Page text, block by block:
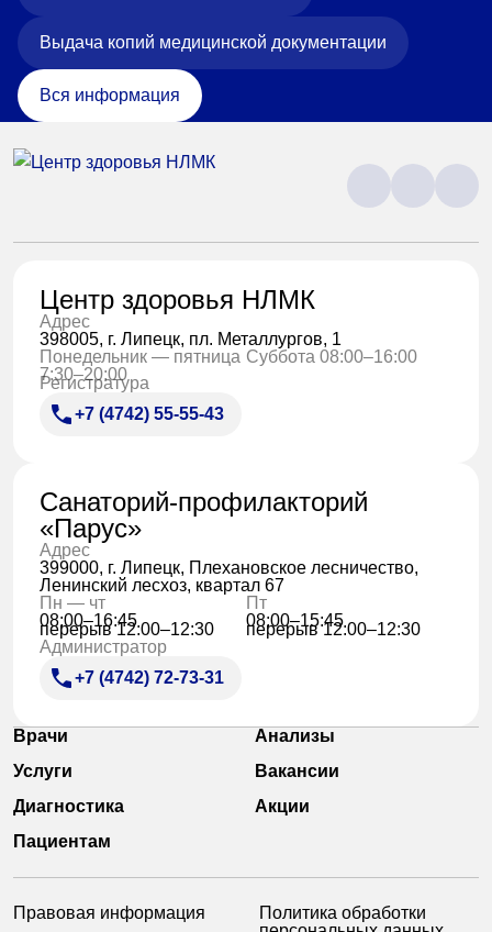
Выдача копий медицинской документации
Вся информация
Центр здоровья НЛМК
Адрес
398005, г. Липецк, пл. Металлургов, 1
Понедельник — пятница
7:30–20:00
Суббота 08:00–16:00
Регистратура
+7 (4742) 55-55-43
Санаторий-профилакторий
«Парус»
Адрес
399000, г. Липецк, Плехановское лесничество,
Ленинский лесхоз, квартал 67
Пн — чт
08:00–16:45
перерыв 12:00–12:30
Пт
08:00–15:45
перерыв 12:00–12:30
Администратор
+7 (4742) 72-73-31
Врачи
Анализы
Услуги
Вакансии
Диагностика
Акции
Пациентам
Правовая информация
Политика обработки